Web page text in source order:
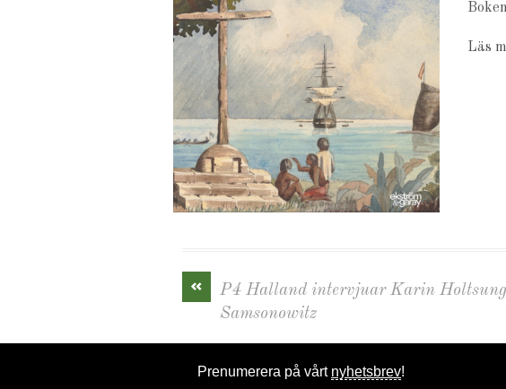
Läs
«
P4 Halland intervjuar Karin Holtsung
Samsonowitz
Prenumerera på vårt nyhetsbrev!